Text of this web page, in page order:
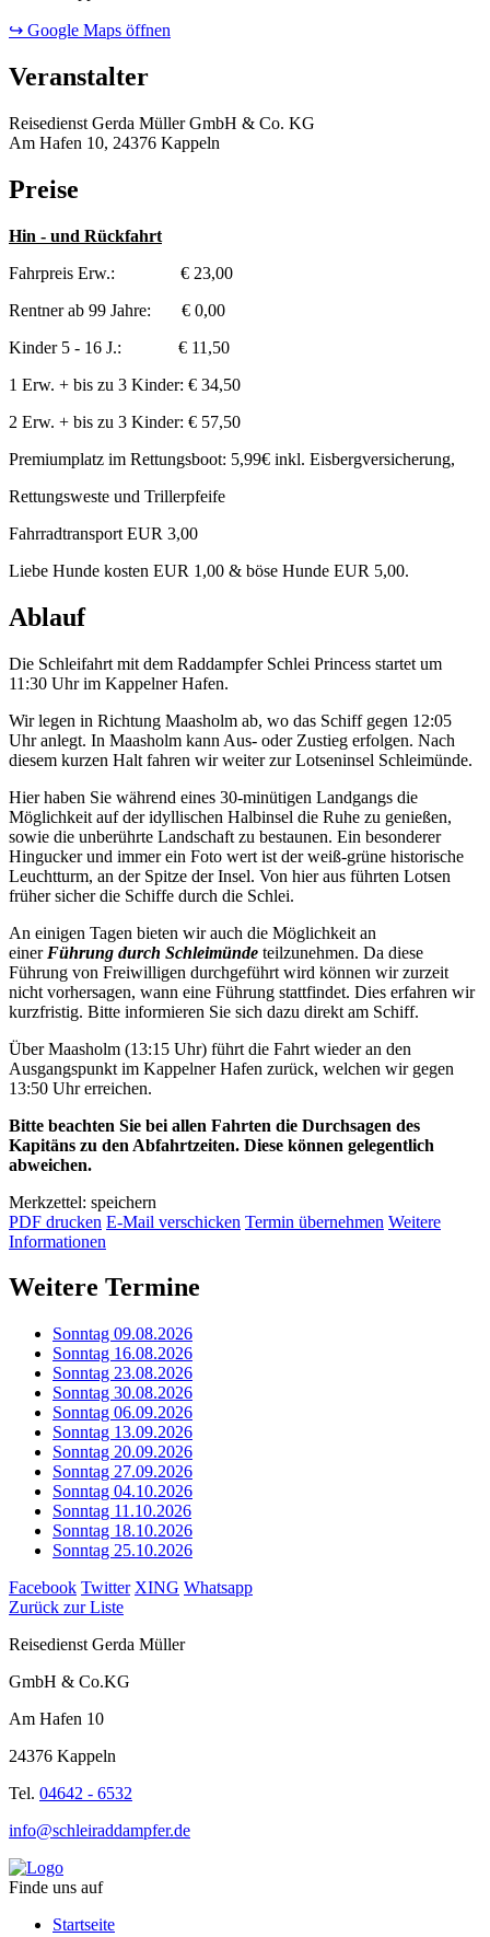
↪ Google Maps öffnen
Veranstalter
Reisedienst Gerda Müller GmbH & Co. KG
Am Hafen 10, 24376 Kappeln
Preise
Hin - und Rückfahrt
Fahrpreis Erw.: € 23,00
Rentner ab 99 Jahre: € 0,00
Kinder 5 - 16 J.: € 11,50
1 Erw. + bis zu 3 Kinder: € 34,50
2 Erw. + bis zu 3 Kinder: € 57,50
Premiumplatz im Rettungsboot: 5,99€ inkl. Eisbergversicherung,
Rettungsweste und Trillerpfeife
Fahrradtransport EUR 3,00
Liebe Hunde kosten EUR 1,00 & böse Hunde EUR 5,00.
Ablauf
Die Schleifahrt mit dem Raddampfer Schlei Princess startet um
11:30 Uhr im Kappelner Hafen.
Wir legen in Richtung Maasholm ab, wo das Schiff gegen 12:05
Uhr anlegt. In Maasholm kann Aus- oder Zustieg erfolgen. Nach
diesem kurzen Halt fahren wir weiter zur Lotseninsel Schleimünde.
Hier haben Sie während eines 30-minütigen Landgangs die
Möglichkeit auf der idyllischen Halbinsel die Ruhe zu genießen,
sowie die unberührte Landschaft zu bestaunen. Ein besonderer
Hingucker und immer ein Foto wert ist der weiß-grüne historische
Leuchtturm, an der Spitze der Insel. Von hier aus führten Lotsen
früher sicher die Schiffe durch die Schlei.
An einigen Tagen bieten wir auch die Möglichkeit an
einer Führung durch Schleimünde teilzunehmen. Da diese
Führung von Freiwilligen durchgeführt wird können wir zurzeit
nicht vorhersagen, wann eine Führung stattfindet. Dies erfahren wir
kurzfristig. Bitte informieren Sie sich dazu direkt am Schiff.
Über Maasholm (13:15 Uhr) führt die Fahrt wieder an den
Ausgangspunkt im Kappelner Hafen zurück, welchen wir gegen
13:50 Uhr erreichen.
Bitte beachten Sie bei allen Fahrten die Durchsagen des
Kapitäns zu den Abfahrtzeiten. Diese können gelegentlich
abweichen.
Merkzettel: speichern
PDF drucken E-Mail verschicken Termin übernehmen Weitere
Informationen
Weitere Termine
Sonntag 09.08.2026
Sonntag 16.08.2026
Sonntag 23.08.2026
Sonntag 30.08.2026
Sonntag 06.09.2026
Sonntag 13.09.2026
Sonntag 20.09.2026
Sonntag 27.09.2026
Sonntag 04.10.2026
Sonntag 11.10.2026
Sonntag 18.10.2026
Sonntag 25.10.2026
Facebook Twitter XING Whatsapp
Zurück zur Liste
Reisedienst Gerda Müller
GmbH & Co.KG
Am Hafen 10
24376 Kappeln
Tel. 04642 - 6532
info@schleiraddampfer.de
Finde uns auf
Startseite